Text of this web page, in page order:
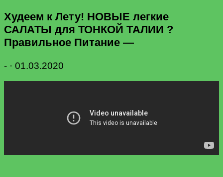
Худеем к Лету! НОВЫЕ легкие
САЛАТЫ для ТОНКОЙ ТАЛИИ ?
Правильное Питание —
- · 01.03.2020